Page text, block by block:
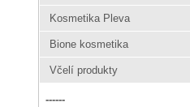
Kosmetika Pleva
Bione kosmetika
Včelí produkty
------